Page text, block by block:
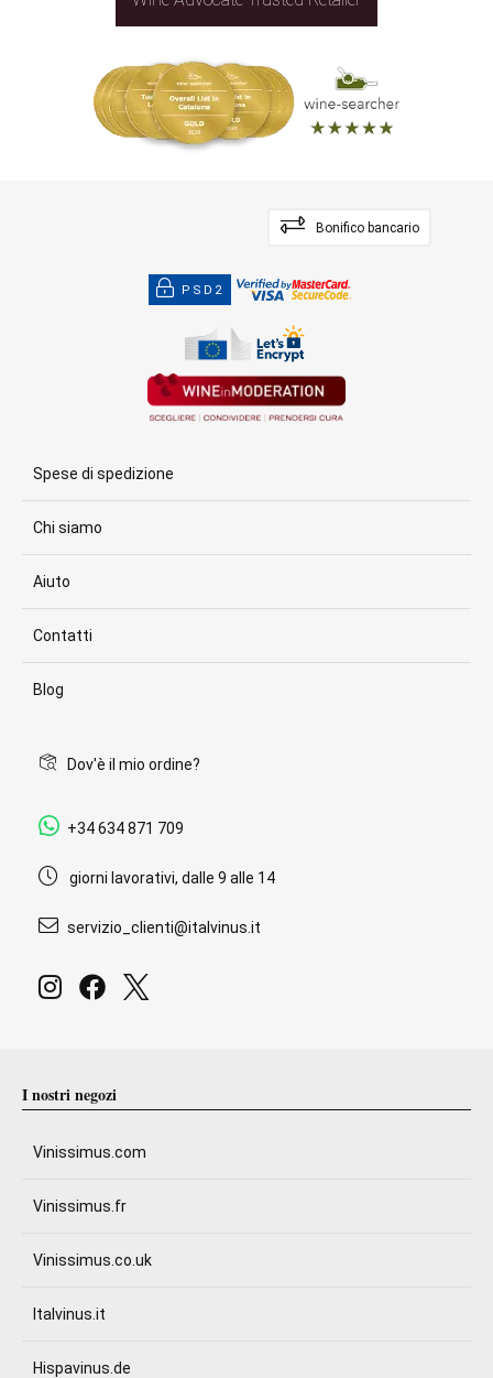
Bonifico bancario
PSD2
Spese di spedizione
Chi siamo
Aiuto
Contatti
Blog
Dov'è il mio ordine?
+34 634 871 709
giorni lavorativi, dalle 9 alle 14
servizio_clienti@italvinus.it
I nostri negozi
Vinissimus.com
Vinissimus.fr
Vinissimus.co.uk
Italvinus.it
Hispavinus.de